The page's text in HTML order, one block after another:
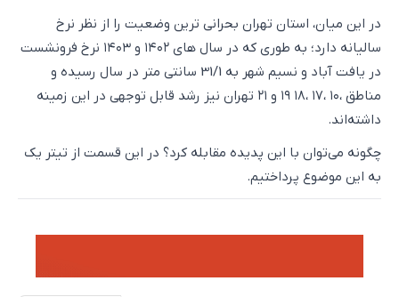
در این میان، استان تهران بحرانی ترین وضعیت را از نظر نرخ
سالیانه دارد؛ به طوری که در سال های ۱۴۰۲ و ۱۴۰۳ نرخ فرونشست
در یافت آباد و نسیم شهر به 31/1 سانتی متر در سال رسیده و
مناطق ،۱۰ ،۱۷ ،۱۸ ۱۹ و ۲۱ تهران نیز رشد قابل توجهی در این زمینه
داشته‌اند.
چگونه می‌توان با این پدیده مقابله کرد؟ در این قسمت از تیتر یک
به این موضوع پرداختیم.